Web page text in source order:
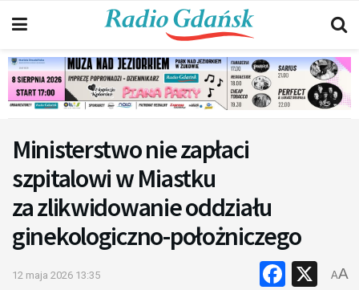
Ministerstwo nie zapłaci
szpitalowi w Miastku
za zlikwidowanie oddziału
ginekologiczno-położniczego
12 maja 2026 13:35 X
AA